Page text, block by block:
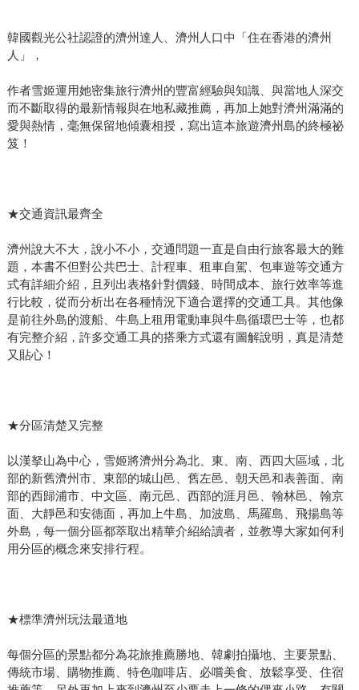
韓國觀光公社認證的濟州達人、濟州人口中「住在香港的濟州
人」，
作者雪姬運用她密集旅行濟州的豐富經驗與知識、與當地人深交
而不斷取得的最新情報與在地私藏推薦，再加上她對濟州滿滿的
愛與熱情，毫無保留地傾囊相授，寫出這本旅遊濟州島的終極祕
笈！
★交通資訊最齊全
濟州說大不大，說小不小，交通問題一直是自由行旅客最大的難
題，本書不但對公共巴士、計程車、租車自駕、包車遊等交通方
式有詳細介紹，且列出表格針對價錢、時間成本、旅行效率等進
行比較，從而分析出在各種情況下適合選擇的交通工具。其他像
是前往外島的渡船、牛島上租用電動車與牛島循環巴士等，也都
有完整介紹，許多交通工具的搭乘方式還有圖解說明，真是清楚
又貼心！
★分區清楚又完整
以漢拏山為中心，雪姬將濟州分為北、東、南、西四大區域，北
部的新舊濟州市、東部的城山邑、舊左邑、朝天邑和表善面、南
部的西歸浦市、中文區、南元邑、西部的涯月邑、翰林邑、翰京
面、大靜邑和安德面，再加上牛島、加波島、馬羅島、飛揚島等
外島，每一個分區都萃取出精華介紹給讀者，並教導大家如何利
用分區的概念來安排行程。
★標準濟州玩法最道地
每個分區的景點都分為花旅推薦勝地、韓劇拍攝地、主要景點、
傳統市場、購物推薦、特色咖啡店、必嚐美食、放鬆享受、住宿